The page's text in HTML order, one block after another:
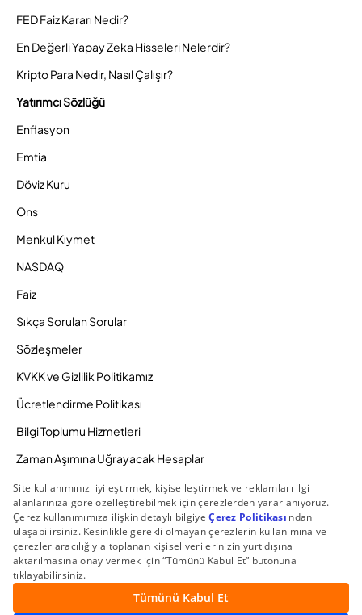
FED Faiz Kararı Nedir?
En Değerli Yapay Zeka Hisseleri Nelerdir?
Kripto Para Nedir, Nasıl Çalışır?
Yatırımcı Sözlüğü
Enflasyon
Emtia
Döviz Kuru
Ons
Menkul Kıymet
NASDAQ
Faiz
Sıkça Sorulan Sorular
Sözleşmeler
KVKK ve Gizlilik Politikamız
Ücretlendirme Politikası
Bilgi Toplumu Hizmetleri
Zaman Aşımına Uğrayacak Hesaplar
Duyurular ve Kampanyalar
© 2026 Gedik Yatırım Menkul Değerler AŞ. Tüm Hakları